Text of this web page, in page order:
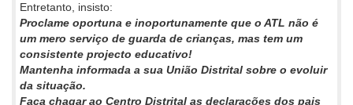
Entretanto, insisto:
Proclame oportuna e inoportunamente que o ATL não é
um mero serviço de guarda de crianças, mas tem um
consistente projecto educativo!
Mantenha informada a sua União Distrital sobre o evoluir
da situação.
Faça chagar ao Centro Distrital as declarações dos pais